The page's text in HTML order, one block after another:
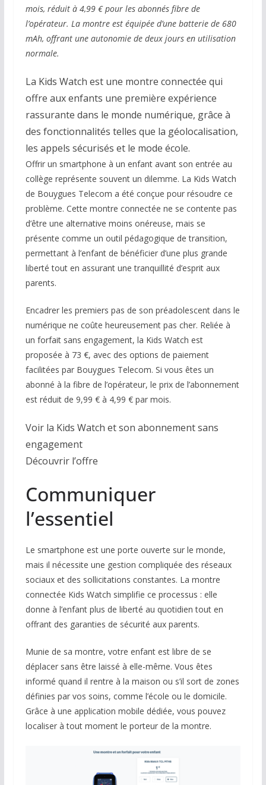
mois, réduit à 4,99 € pour les abonnés fibre de
l’opérateur. La montre est équipée d’une batterie de 680
mAh, offrant une autonomie de deux jours en utilisation
normale.
La Kids Watch est une montre connectée qui
offre aux enfants une première expérience
rassurante dans le monde numérique, grâce à
des fonctionnalités telles que la géolocalisation,
les appels sécurisés et le mode école.
Offrir un smartphone à un enfant avant son entrée au
collège représente souvent un dilemme. La Kids Watch
de Bouygues Telecom a été conçue pour résoudre ce
problème. Cette montre connectée ne se contente pas
d’être une alternative moins onéreuse, mais se
présente comme un outil pédagogique de transition,
permettant à l’enfant de bénéficier d’une plus grande
liberté tout en assurant une tranquillité d’esprit aux
parents.
Encadrer les premiers pas de son préadolescent dans le
numérique ne coûte heureusement pas cher. Reliée à
un forfait sans engagement, la Kids Watch est
proposée à 73 €, avec des options de paiement
facilitées par Bouygues Telecom. Si vous êtes un
abonné à la fibre de l’opérateur, le prix de l’abonnement
est réduit de 9,99 € à 4,99 € par mois.
Voir la Kids Watch et son abonnement sans
engagement
Découvrir l’offre
Communiquer
l’essentiel
Le smartphone est une porte ouverte sur le monde,
mais il nécessite une gestion compliquée des réseaux
sociaux et des sollicitations constantes. La montre
connectée Kids Watch simplifie ce processus : elle
donne à l’enfant plus de liberté au quotidien tout en
offrant des garanties de sécurité aux parents.
Munie de sa montre, votre enfant est libre de se
déplacer sans être laissé à elle-même. Vous êtes
informé quand il rentre à la maison ou s’il sort de zones
définies par vos soins, comme l’école ou le domicile.
Grâce à une application mobile dédiée, vous pouvez
localiser à tout moment le porteur de la montre.